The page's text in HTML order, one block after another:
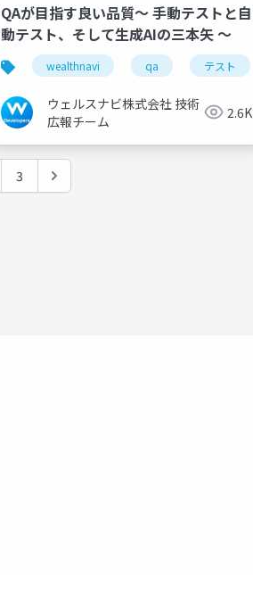
QAが目指す良い品質〜 手動テストと自
動テスト、そして生成AIの三本矢 〜
wealthnavi qa テスト
ウェルスナビ株式会社 技術
広報チーム
2.6K
3